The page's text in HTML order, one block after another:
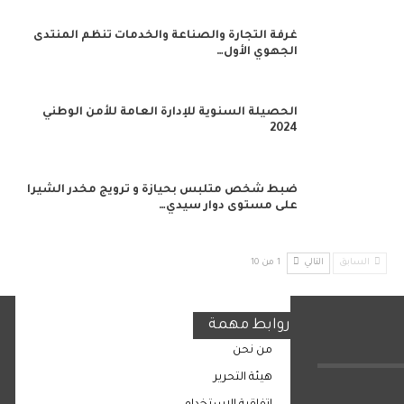
غرفة التجارة والصناعة والخدمات تنظم المنتدى
الجهوي الأول…
الحصيلة السنوية للإدارة العامة للأمن الوطني
2024
ضبط شخص متلبس بحيازة و ترويج مخدر الشيرا
على مستوى دوار سيدي…
السابق التالي 1 من 10
روابط مهمة
من نحن
هيئة التحرير